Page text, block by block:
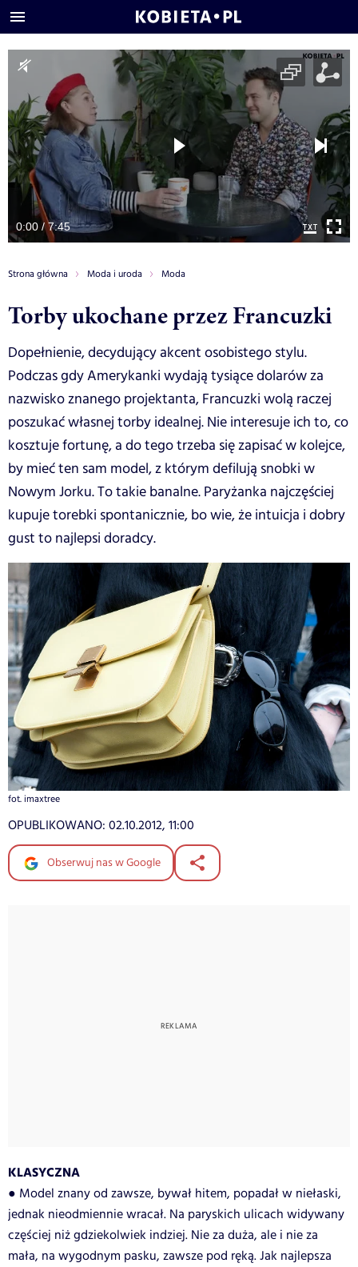
0:00 / 7:45
Strona główna Moda i uroda Moda
Torby ukochane przez Francuzki
Dopełnienie, decydujący akcent osobistego stylu.
Podczas gdy Amerykanki wydają tysiące dolarów za
nazwisko znanego projektanta, Francuzki wolą raczej
poszukać własnej torby idealnej. Nie interesuje ich to, co
kosztuje fortunę, a do tego trzeba się zapisać w kolejce,
by mieć ten sam model, z którym defilują snobki w
Nowym Jorku. To takie banalne. Paryżanka najczęściej
kupuje torebki spontanicznie, bo wie, że intuicja i dobry
gust to najlepsi doradcy.
fot. imaxtree
OPUBLIKOWANO: 02.10.2012, 11:00
Obserwuj nas w Google
KLASYCZNA
● Model znany od zawsze, bywał hitem, popadał w niełaski,
jednak nieodmiennie wracał. Na paryskich ulicach widywany
częściej niż gdziekolwiek indziej. Nie za duża, ale i nie za
mała, na wygodnym pasku, zawsze pod ręką. Jak najlepsza